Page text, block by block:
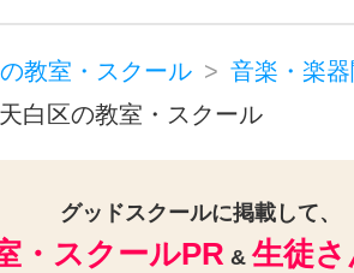
知)(1)
高畑駅(1)
滑駅(1)
近鉄蟹江駅
千種駅(1)
有松駅
中部国際空港駅(1)
古屋市営)(1)
教室・スクール
音楽・楽
白区の教室・スクール
グッドスクールに掲載して、
・スクールPR & 生徒